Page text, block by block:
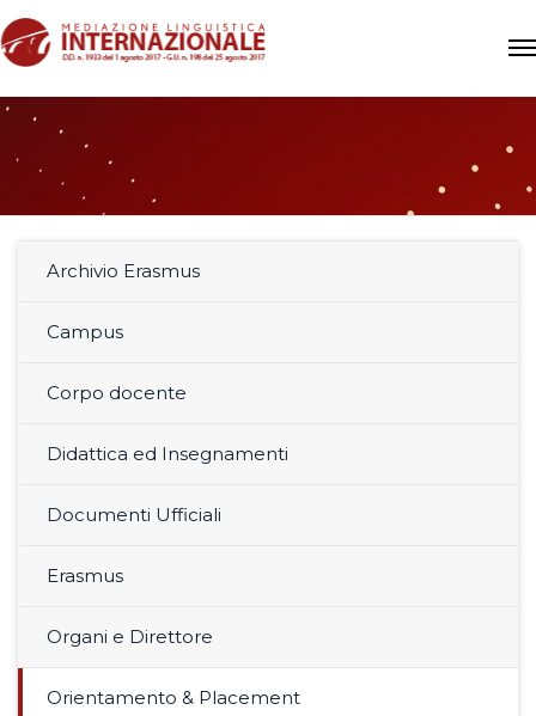
Archivio Erasmus
Campus
Corpo docente
Didattica ed Insegnamenti
Documenti Ufficiali
Erasmus
Organi e Direttore
Orientamento & Placement